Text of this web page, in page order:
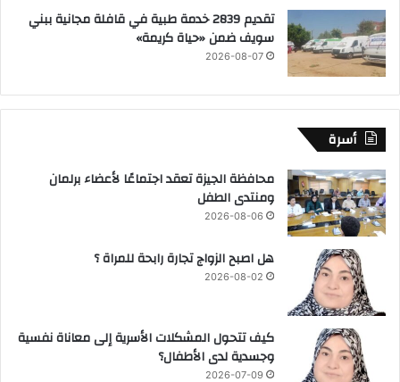
تقديم 2839 خدمة طبية في قافلة مجانية ببني
سويف ضمن «حياة كريمة»
2026-08-07
أسرة
محافظة الجيزة تعقد اجتماعًا لأعضاء برلمان
ومنتدى الطفل
2026-08-06
هل اصبح الزواج تجارة رابحة للمراة ؟
2026-08-02
كيف تتحول المشكلات الأسرية إلى معاناة نفسية
وجسدية لدى الأطفال؟
2026-07-09